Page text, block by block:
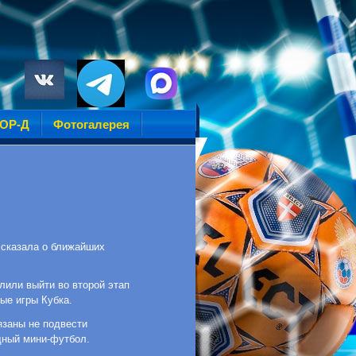
Д Фотогалерея
о ближайших
выйти во второй этап
игры Кубка.
не подвести
мини-футбол.